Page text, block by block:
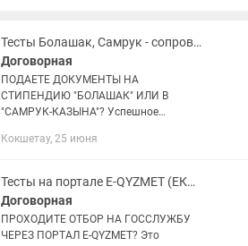
Тесты Болашак, Самрук - сопровождение на всех этапах
Договорная
ПОДАЕТЕ ДОКУМЕНТЫ НА
СТИПЕНДИЮ "БОЛАШАК" ИЛИ В
"САМРУК-КАЗЫНА"? Успешное
ключевой шаг. Мы поможем
проходят с прокторингом...
Кокшетау, 25 июня
Тесты на портале E-QYZMET (ЕКЫЗМЕТ) - сопровождение на всех этапах
Договорная
ПРОХОДИТЕ ОТБОР НА ГОССЛУЖБУ
ЧЕРЕЗ ПОРТАЛ E-QYZMET? Это